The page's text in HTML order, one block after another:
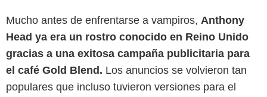
Mucho antes de enfrentarse a vampiros, Anthony
Head ya era un rostro conocido en Reino Unido
gracias a una exitosa campaña publicitaria para
el café Gold Blend. Los anuncios se volvieron tan
populares que incluso tuvieron versiones para el